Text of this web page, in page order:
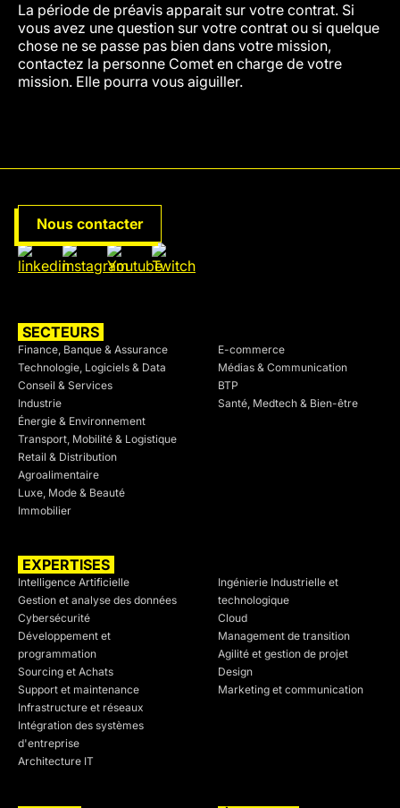
La période de préavis apparait sur votre contrat. Si
vous avez une question sur votre contrat ou si quelque
chose ne se passe pas bien dans votre mission,
contactez la personne Comet en charge de votre
mission. Elle pourra vous aiguiller.
SECTEURS
Finance, Banque & Assurance
Technologie, Logiciels & Data
Conseil & Services
Industrie
Énergie & Environnement
Transport, Mobilité & Logistique
Retail & Distribution
Agroalimentaire
Luxe, Mode & Beauté
Immobilier
E-commerce
Médias & Communication
BTP
Santé, Medtech & Bien-être
EXPERTISES
Intelligence Artificielle
Gestion et analyse des données
Cybersécurité
Développement et
programmation
Sourcing et Achats
Support et maintenance
Infrastructure et réseaux
Intégration des systèmes
d'entreprise
Architecture IT
Ingénierie Industrielle et
technologique
Cloud
Management de transition
Agilité et gestion de projet
Design
Marketing et communication
Nous contacter